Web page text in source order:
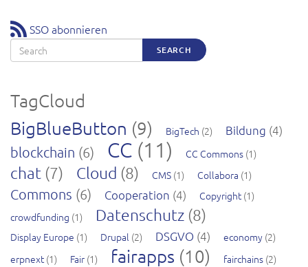
SSO abonnieren
Search SEARCH
TagCloud
BigBlueButton (9) BigTech (2) Bildung (4)
blockchain (6) CC (11) CC Commons (1)
chat (7) Cloud (8) CMS (1) Collabora (1)
Commons (6) Cooperation (4) Copyright (1)
crowdfunding (1) Datenschutz (8)
Display Europe (1) Drupal (2) DSGVO (4) economy (2)
erpnext (1) Fair (1) fairapps (10) fairchains (2)